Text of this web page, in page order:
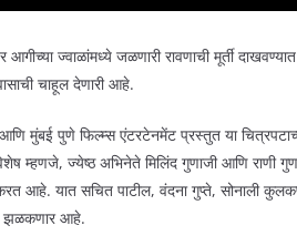
आगीच्या ज्वाळांमध्ये जळणारी रावणाची मूर्ती
चाहूल देणारी आहे.
मुंबई पुणे फिल्म्स एंटरटेनमेंट प्रस्तुत या
म्हणजे, ज्येष्ठ अभिनेते मिलिंद गुणाजी आणि राणी
करत आहे. यात सचित पाटील, वंदना गुप्ते, सोनाली
झळकणार आहे.